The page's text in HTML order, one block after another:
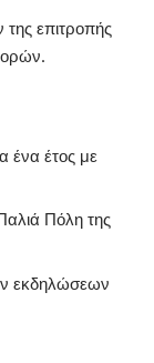
επιτροπής
ένα έτος με
Πόλη της
εκδηλώσεων